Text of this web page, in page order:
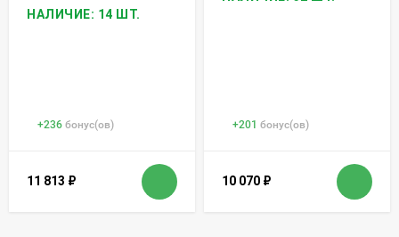
НАЛИЧИЕ: 14 ШТ.
+236 бонус(ов)
11 813 ₽
+201 бонус(ов)
10 070 ₽